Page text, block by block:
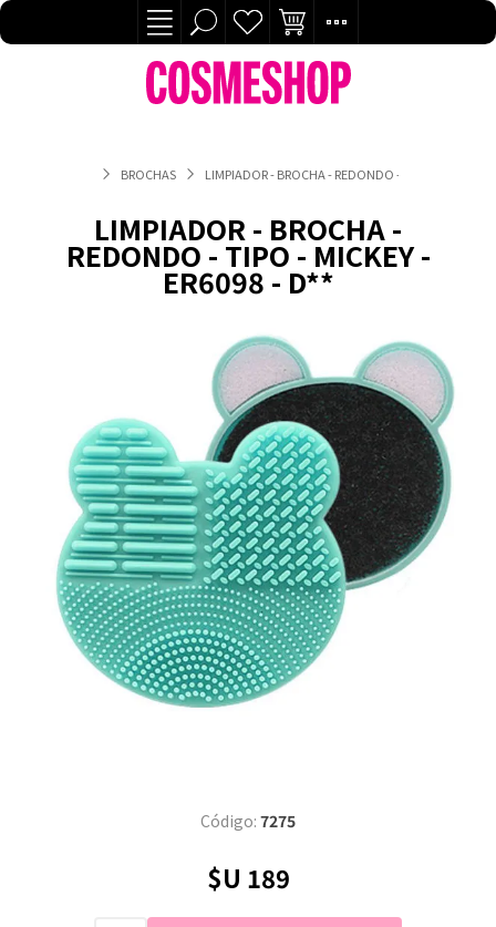
BROCHAS LIMPIADOR - BROCHA - REDONDO - TIPO - MICKEY -
LIMPIADOR - BROCHA -
REDONDO - TIPO - MICKEY -
ER6098 - D**
Código: 7275
$U 189